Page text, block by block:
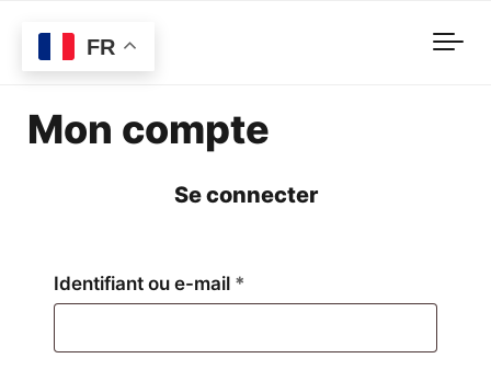
Mon compte
Se connecter
Identifiant ou e-mail *
FR